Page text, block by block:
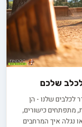
שלכם
לכלבים שלנו - הן
מתפתחים כישורים,
נגלה איך המרחבים